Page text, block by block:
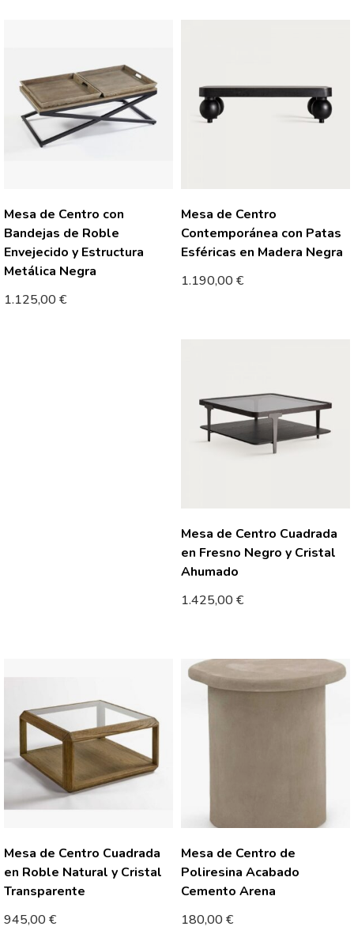
Mesa de Centro con
Bandejas de Roble
Envejecido y Estructura
Metálica Negra
1.125,00€
Mesa de Centro
Contemporánea con Patas
Esféricas en Madera Negra
1.190,00€
Mesa de Centro Cuadrada
en Fresno Negro y Cristal
Ahumado
1.425,00€
Mesa de Centro Cuadrada
en Roble Natural y Cristal
Transparente
945,00€
Mesa de Centro de
Poliresina Acabado
Cemento Arena
180,00€